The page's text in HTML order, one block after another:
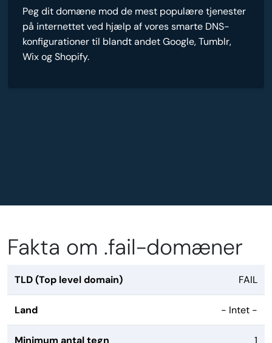
Peg dit domæne mod de mest populære tjenester
på internettet ved hjælp af vores smarte DNS-
konfigurationer til blandt andet Google, Tumblr,
Wix og Shopify.
Fakta om .fail-domæner
TLD (Top level domain) FAIL
Land - Intet -
Minimum antal tegn 1